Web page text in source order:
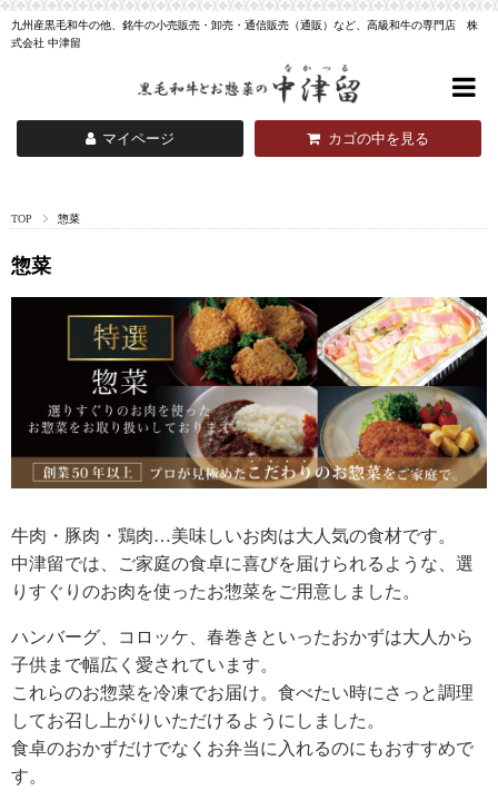
九州産黒毛和牛の他、銘牛の小売販売・卸売・通信販売（通販）など、高級和牛の専門店 株
式会社 中津留
マイページ カゴの中を見る
TOP 惣菜
惣菜
牛肉・豚肉・鶏肉…美味しいお肉は大人気の食材です。
中津留では、ご家庭の食卓に喜びを届けられるような、選
りすぐりのお肉を使ったお惣菜をご用意しました。
ハンバーグ、コロッケ、春巻きといったおかずは大人から
子供まで幅広く愛されています。
これらのお惣菜を冷凍でお届け。食べたい時にさっと調理
してお召し上がりいただけるようにしました。
食卓のおかずだけでなくお弁当に入れるのにもおすすめで
す。